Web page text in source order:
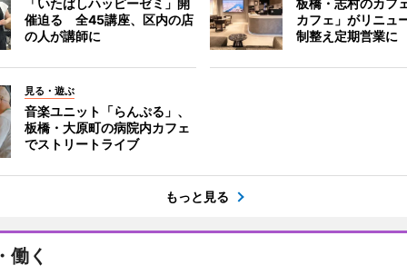
「いたばしハッピーゼミ」開
催迫る 全45講座、区内の店
の人が講師に
板橋・志村のカフ
カフェ」がリニ
制整え定期営業に
見る・遊ぶ
音楽ユニット「らんぷる」、
板橋・大原町の病院内カフェ
でストリートライブ
もっと見る
働く